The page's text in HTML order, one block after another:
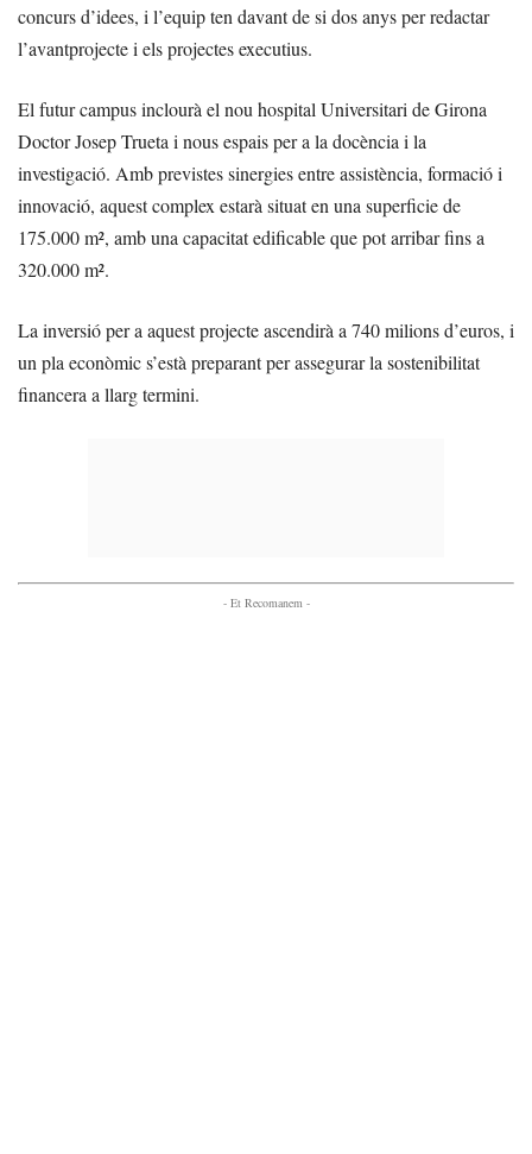
concurs d’idees, i l’equip ten davant de si dos anys per redactar
l’avantprojecte i els projectes executius.
El futur campus inclourà el nou hospital Universitari de Girona
Doctor Josep Trueta i nous espais per a la docència i la
investigació. Amb previstes sinergies entre assistència, formació i
innovació, aquest complex estarà situat en una superficie de
175.000 m², amb una capacitat edificable que pot arribar fins a
320.000 m².
La inversió per a aquest projecte ascendirà a 740 milions d’euros, i
un pla econòmic s’està preparant per assegurar la sostenibilitat
financera a llarg termini.
- Et Recomanem -